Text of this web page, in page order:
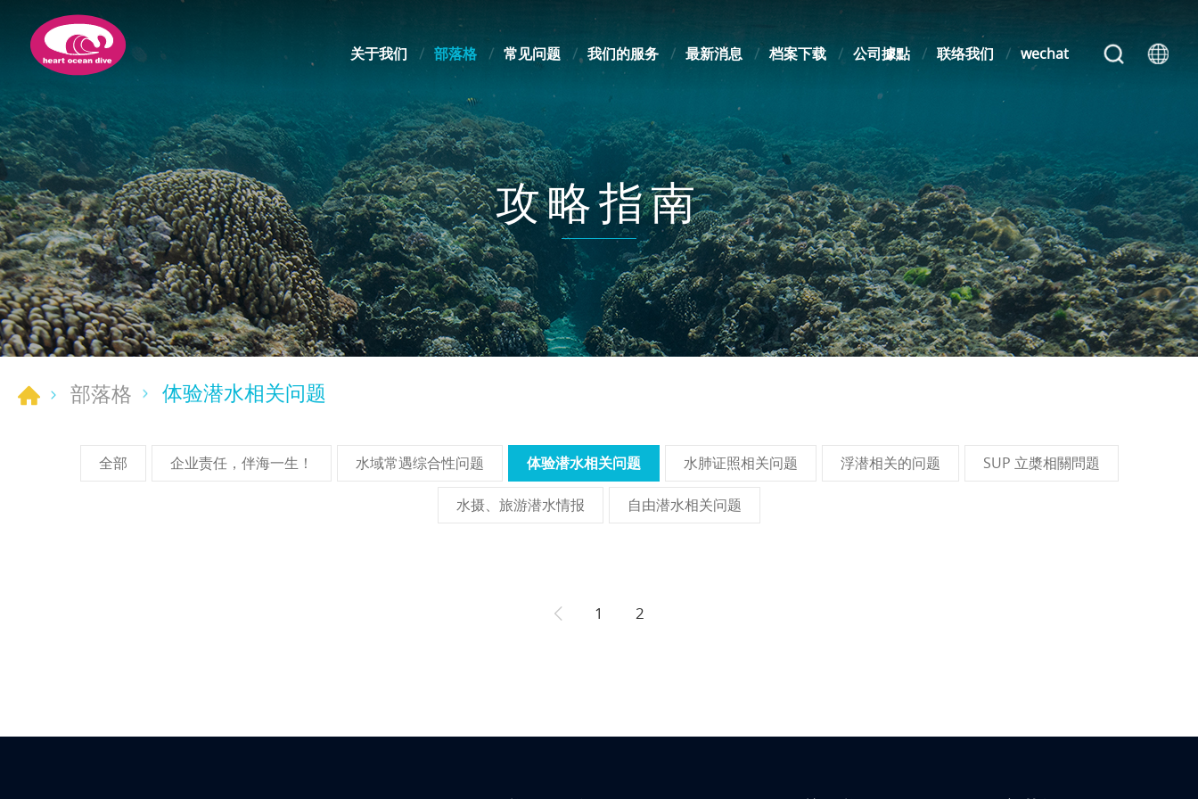
关于我们 部落格 常见问题 我们的服务 最新消息 档案下载 公司據點 联络我们 wechat
攻略指南
部落格 体验潜水相关问题
全部 企业责任，伴海一生！ 水域常遇综合性问题 体验潜水相关问题 水肺证照相关问题 浮潜相关的问题 SUP 立槳相關問題
水摄、旅游潜水情报 自由潜水相关问题
1 2